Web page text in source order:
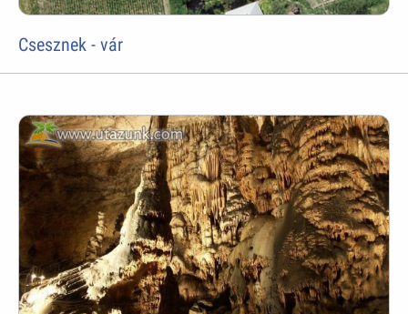
Csesznek - vár